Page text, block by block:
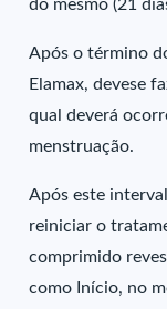
do mesmo (21
Após o término
Elamax, devese
qual deverá
menstruação.
Após este
reiniciar o
comprimido
como Início, no